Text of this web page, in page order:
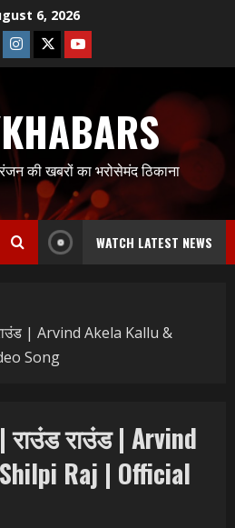
6, 2026
Instagram
TwitterYoutube
की खबरों का भरोसेमंद ठिकाना
WATCH LATEST NEWS
| Arvind Akela Kallu &
Song
राउंड राउंड | Arvind
Raj | Official